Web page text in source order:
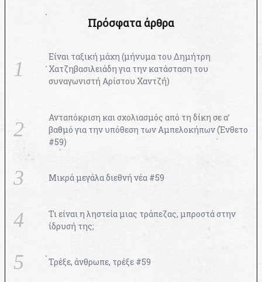
Πρόσφατα άρθρα
Είναι ταξική μάχη (μήνυμα του Δημήτρη
Χατζηβασιλειάδη για την κατάσταση του
συναγωνιστή Αρίστου Χαντζή)
Ανταπόκριση και σχολιασμός από τη δίκη σε α’
βαθμό για την υπόθεση των Αμπελοκήπων (Ένθετο
#59)
Μικρά μεγάλα διεθνή νέα #59
Τι είναι η ληστεία μιας τράπεζας, μπροστά στην
ίδρυσή της;
Τρέξε, άνθρωπε, τρέξε #59